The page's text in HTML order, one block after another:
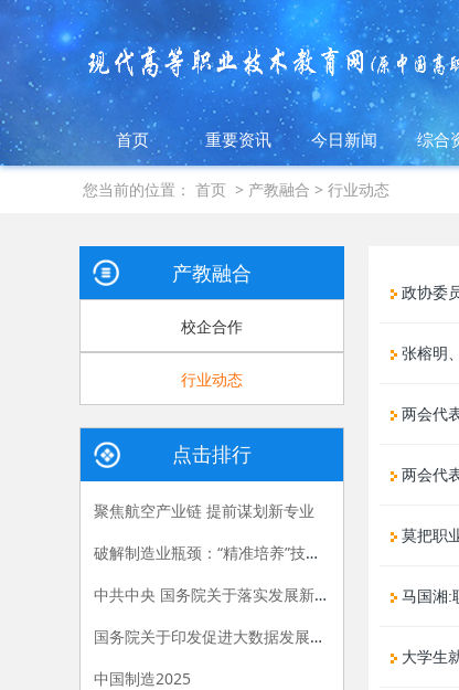
首页 重要资讯 今日新闻 综合
您当前的位置： 首页> 产教融合 > 行业动态
产教融合
校企合作
行业动态
点击排行
聚焦航空产业链 提前谋划新专业
破解制造业瓶颈：“精准培养”技工人才
中共中央 国务院关于落实发展新理念加快农业现代化 实现全面小康目标的若干意见
国务院关于印发促进大数据发展行动纲要的通知
中国制造2025
政协委
张榕明
两会代
两会代
莫把职
马国湘:
大学生